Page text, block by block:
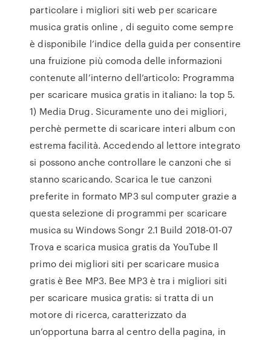
particolare i migliori siti web per scaricare
musica gratis online , di seguito come sempre
è disponibile l’indice della guida per consentire
una fruizione più comoda delle informazioni
contenute all’interno dell’articolo: Programma
per scaricare musica gratis in italiano: la top 5.
1) Media Drug. Sicuramente uno dei migliori,
perchè permette di scaricare interi album con
estrema facilità. Accedendo al lettore integrato
si possono anche controllare le canzoni che si
stanno scaricando. Scarica le tue canzoni
preferite in formato MP3 sul computer grazie a
questa selezione di programmi per scaricare
musica su Windows Songr 2.1 Build 2018-01-07
Trova e scarica musica gratis da YouTube Il
primo dei migliori siti per scaricare musica
gratis è Bee MP3. Bee MP3 è tra i migliori siti
per scaricare musica gratis: si tratta di un
motore di ricerca, caratterizzato da
un’opportuna barra al centro della pagina, in